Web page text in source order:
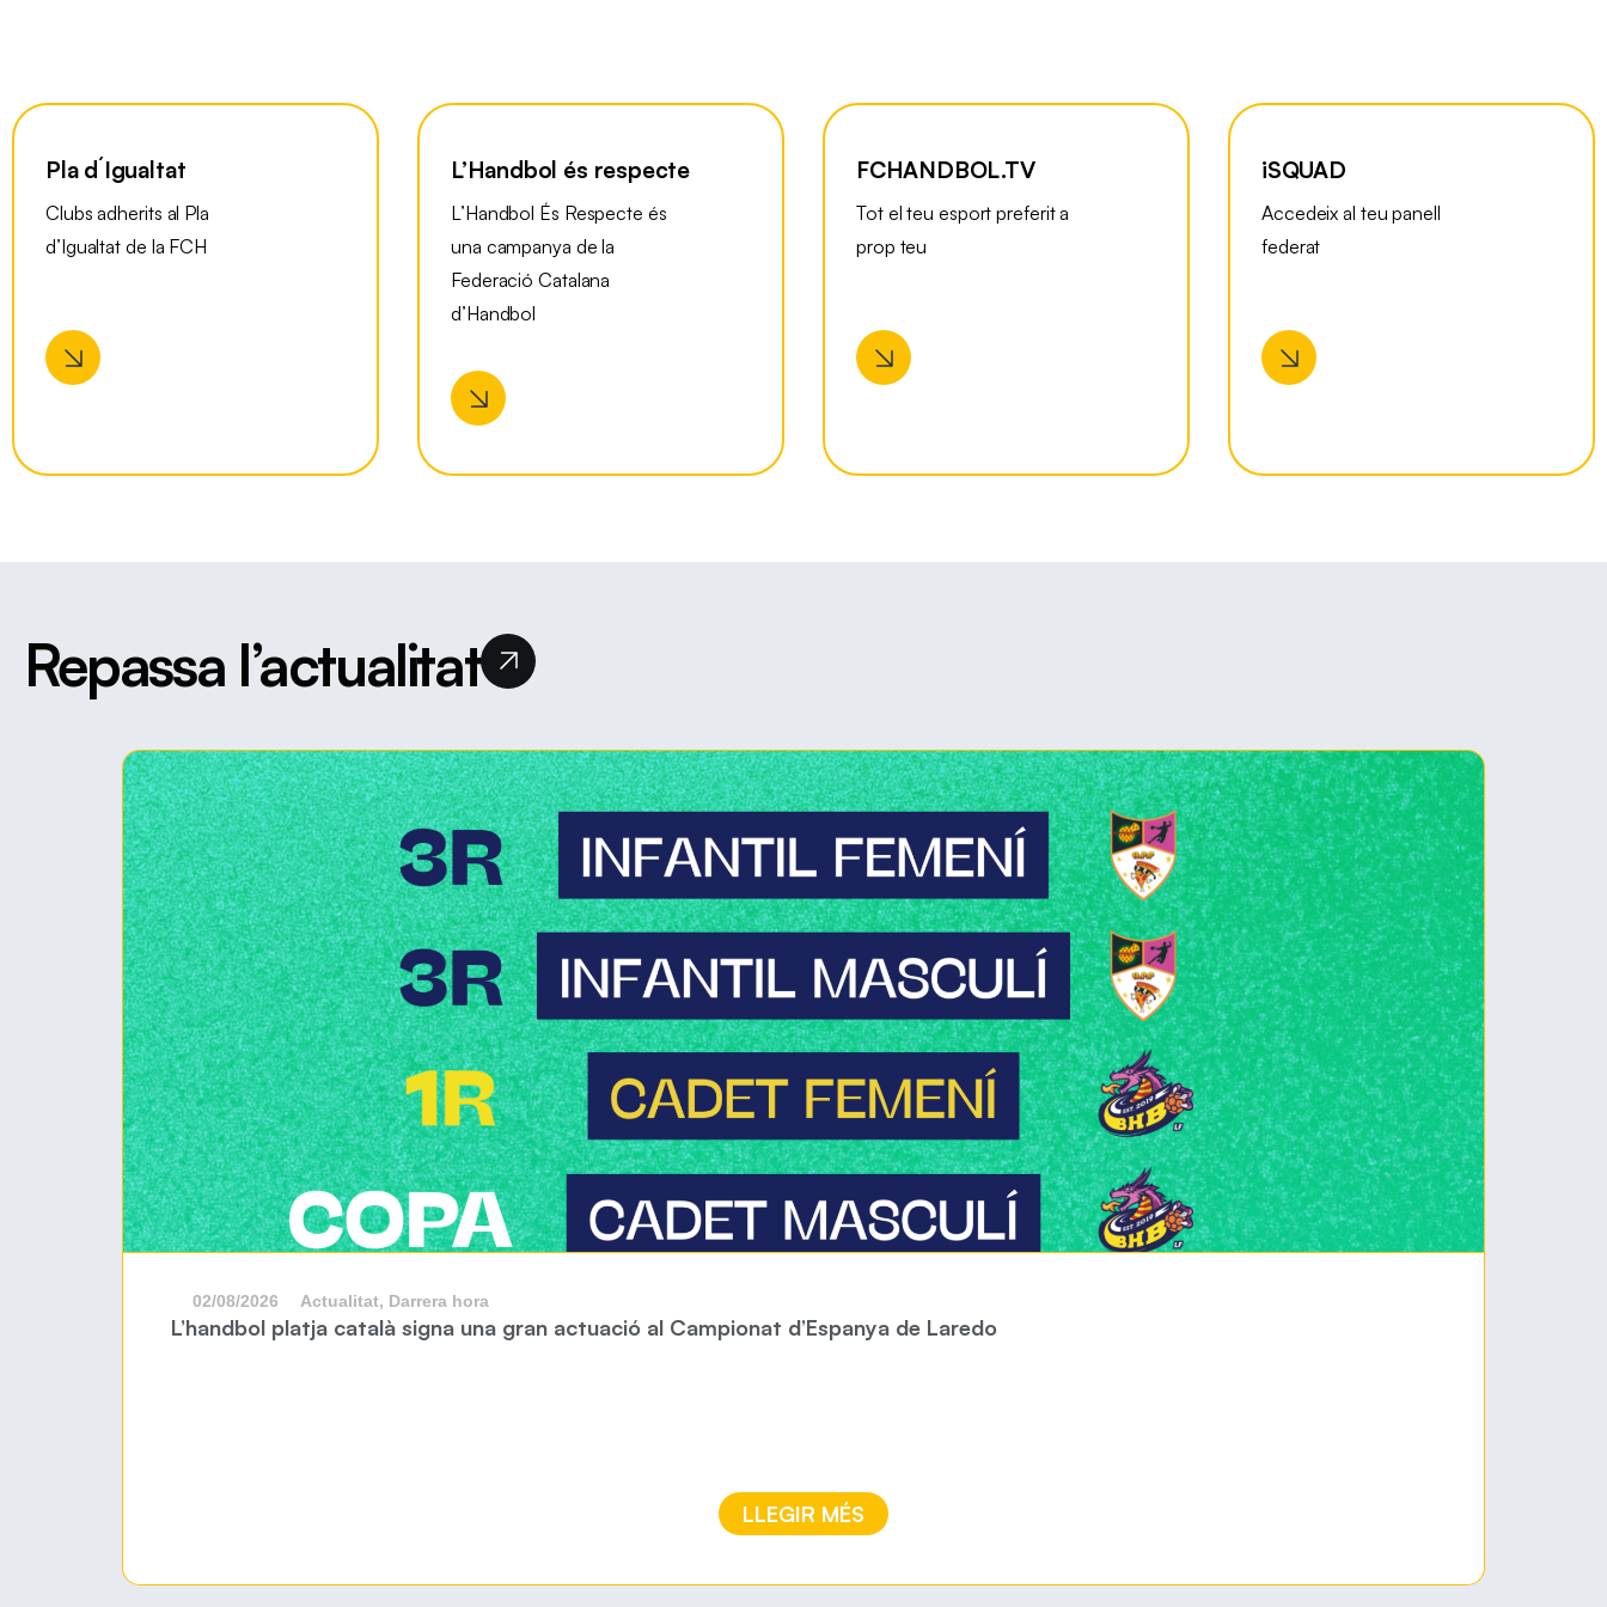
Pla d´Igualtat
Clubs adherits al Pla
d’Igualtat de la FCH
L’Handbol és respecte
L’Handbol És Respecte és
una campanya de la
Federació Catalana
d’Handbol
FCHANDBOL.TV
Tot el teu esport preferit a
prop teu
iSQUAD
Accedeix al teu panell
federat
Repassa l’actualitat
02/08/2026 Actualitat, Darrera hora
L’handbol platja català signa una gran actuació al Campionat d’Espanya de Laredo
LLEGIR MÉS